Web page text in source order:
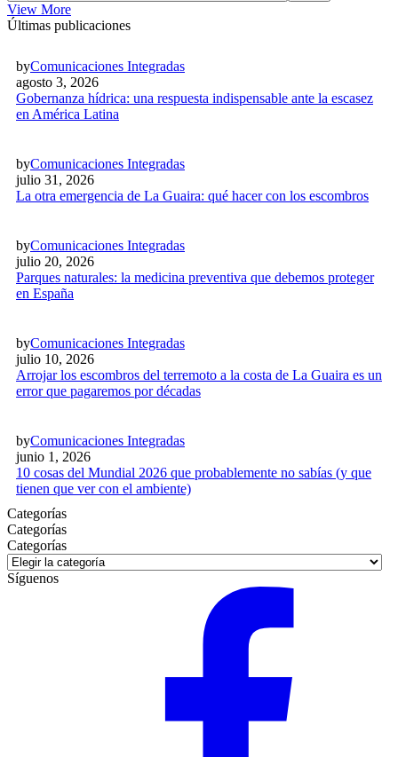
View More
Últimas publicaciones
byComunicaciones Integradas
agosto 3, 2026
Gobernanza hídrica: una respuesta indispensable ante la escasez
en América Latina
byComunicaciones Integradas
julio 31, 2026
La otra emergencia de La Guaira: qué hacer con los escombros
byComunicaciones Integradas
julio 20, 2026
Parques naturales: la medicina preventiva que debemos proteger
en España
byComunicaciones Integradas
julio 10, 2026
Arrojar los escombros del terremoto a la costa de La Guaira es un
error que pagaremos por décadas
byComunicaciones Integradas
junio 1, 2026
10 cosas del Mundial 2026 que probablemente no sabías (y que
tienen que ver con el ambiente)
Categorías
Categorías
Categorías
Síguenos